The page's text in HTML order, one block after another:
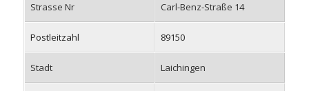
Strasse Nr Carl-Benz-Straße 14
Postleitzahl 89150
Stadt Laichingen